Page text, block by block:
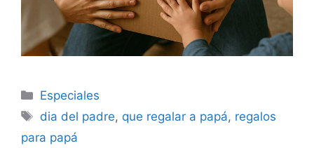
Categorías
Especiales
Etiquetas
dia del padre, que regalar a papá, regalos
para papá